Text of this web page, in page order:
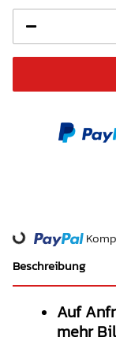
Loading...
Beschreibung
Auf
mehr